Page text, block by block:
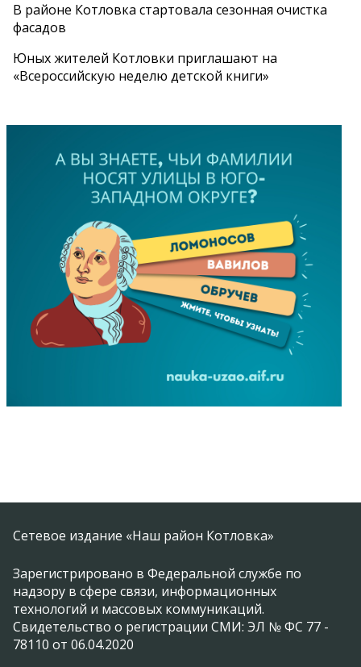
В районе Котловка стартовала сезонная очистка
фасадов
Юных жителей Котловки приглашают на
«Всероссийскую неделю детской книги»
Сетевое издание «Наш район Котловка»
Зарегистрировано в Федеральной службе по
надзору в сфере связи, информационных
технологий и массовых коммуникаций.
Свидетельство о регистрации СМИ: ЭЛ № ФС 77 -
78110 от 06.04.2020